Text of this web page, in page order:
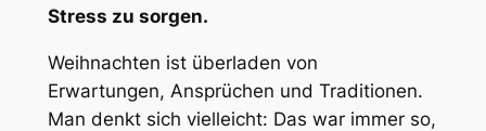
Stress zu sorgen.
Weihnachten ist überladen von
Erwartungen, Ansprüchen und Traditionen.
Man denkt sich vielleicht: Das war immer so,